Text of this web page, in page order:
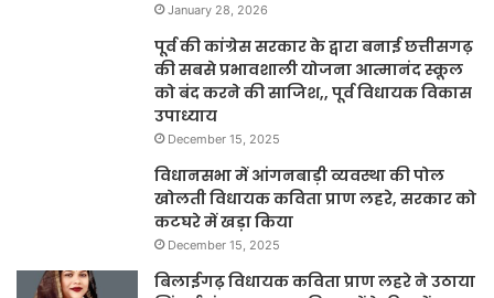
January 28, 2026
पूर्व की कांग्रेस सरकार के द्वारा बनाई छत्तीसगढ़
की सबसे प्रभावशाली योजना आत्मानंद स्कूल
को बंद करने की साजिश,, पूर्व विधायक विकास
उपाध्याय
December 15, 2025
विधानसभा में आंगनबाड़ी व्यवस्था की पोल
खोलती विधायक कविता प्राण लहरे, सरकार को
कटघरे में खड़ा किया
December 15, 2025
बिलाईगढ़ विधायक कविता प्राण लहरे ने उठाया